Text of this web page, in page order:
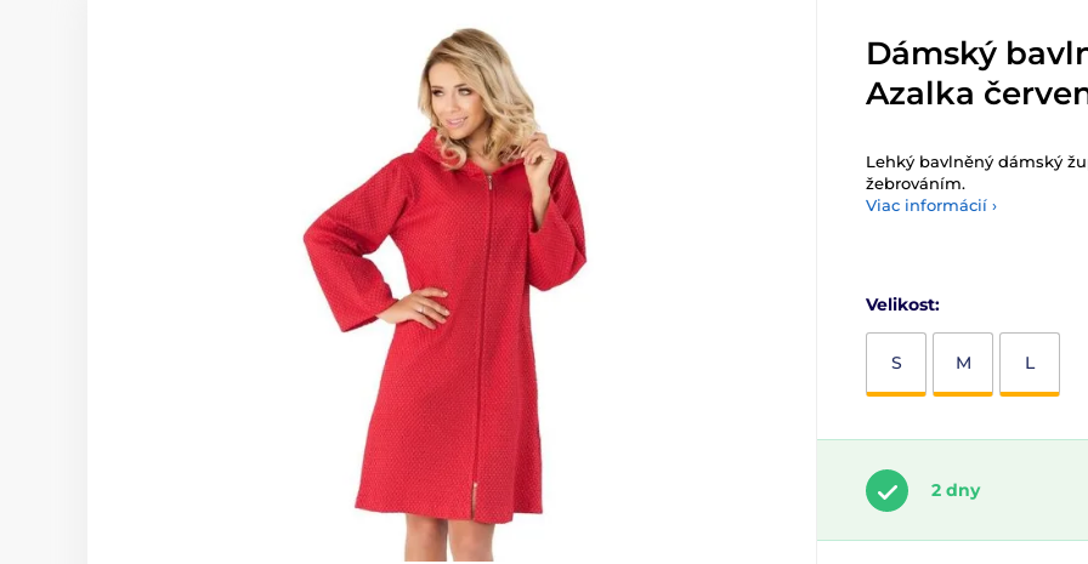
Dámský
Azalka
Lehký bavlněný dámský
žebrováním.
Viac informácií ›
Velikost:
S M L
2 dny